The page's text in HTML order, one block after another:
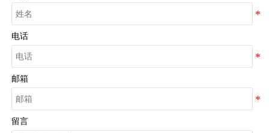
电话
邮箱
留言